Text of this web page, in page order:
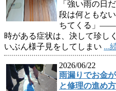
「強い雨の日
段は何ともな
ちてくる」――
時がある症状は、決して珍し
いぶん様子見をしてしまい ...
2026/06/22
雨漏りでお金
と修理の進め方